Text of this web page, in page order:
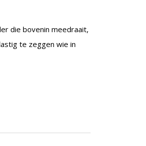
die bovenin meedraait,
te zeggen wie in